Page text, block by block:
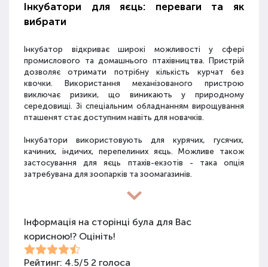
Інкубатори для яєць: переваги та як
вибрати
Інкубатор відкриває широкі можливості у сфері
промислового та домашнього птахівництва. Пристрій
дозволяє отримати потрібну кількість курчат без
квочки. Використання механізованого пристрою
виключає ризики, що виникають у природному
середовищі. Зі спеціальним обладнанням вирощування
пташенят стає доступним навіть для новачків.
Інкубатори використовують для курячих, гусячих,
качиних, індичих, перепелиних яєць. Можливе також
застосування для яєць птахів-екзотів - така опція
затребувана для зоопарків та зоомагазинів.
Види інкубаторів
Асортимент фермерського обладнання для появи
пташенят різноманітний. Залежно від способу
Інформація на сторінці була для Вас
корисною!? Оцініть!
Рейтинг: 4.5/5 2 голоса